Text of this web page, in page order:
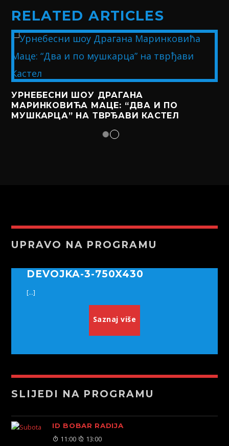
RELATED ARTICLES
УРНЕБЕСНИ ШОУ ДРАГАНА
МАРИНКОВИЋА МАЦЕ: “ДВА И ПО
МУШКАРЦА” НА ТВРЂАВИ КАСТЕЛ
UPRAVO NA PROGRAMU
DEVOJKA-3-750X430
[...]
Saznaj više
SLIJEDI NA PROGRAMU
ID BOBAR RADIJA
11:00 13:00